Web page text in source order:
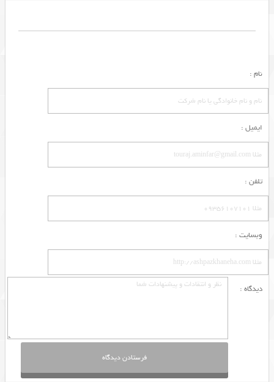
نام :
ایمیل :
تلفن :
وبسایت :
دیدگاه :